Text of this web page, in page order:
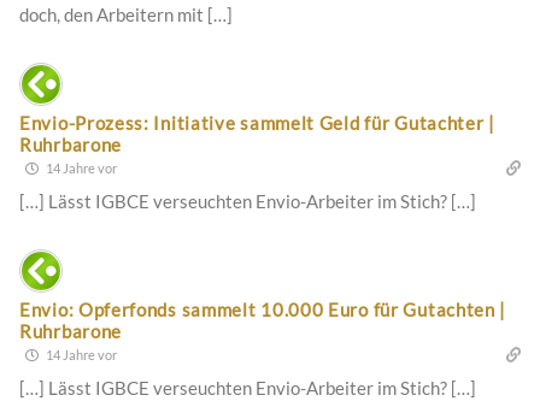
doch, den Arbeitern mit […]
Envio-Prozess: Initiative sammelt Geld für Gutachter |
Ruhrbarone
14 Jahre vor
[…] Lässt IGBCE verseuchten Envio-Arbeiter im Stich? […]
Envio: Opferfonds sammelt 10.000 Euro für Gutachten |
Ruhrbarone
14 Jahre vor
[…] Lässt IGBCE verseuchten Envio-Arbeiter im Stich? […]